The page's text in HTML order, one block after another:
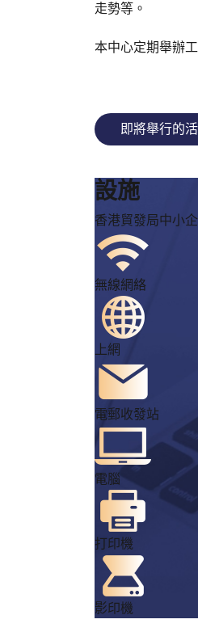
走勢等。
本中心定期舉辦
即將舉行的
設施
香港貿發局中小
無線網絡
上網
電郵收發站
電腦
打印機
影印機